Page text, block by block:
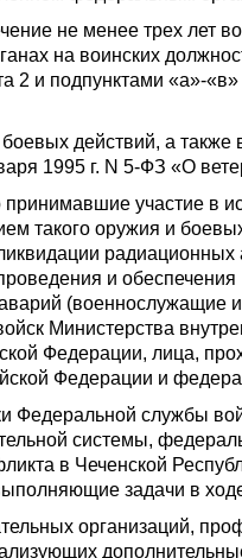
не менее трех лет
на воинских
2 и подпунктами «а»-
действий, а также
1995 г. N 5-ФЗ «О
принимавшие участие в
такого оружия и
и
Министерства
Федерации, лица,
Федерации и
Федеральной службы
системы,
в Чеченской
задачи в
организаций,